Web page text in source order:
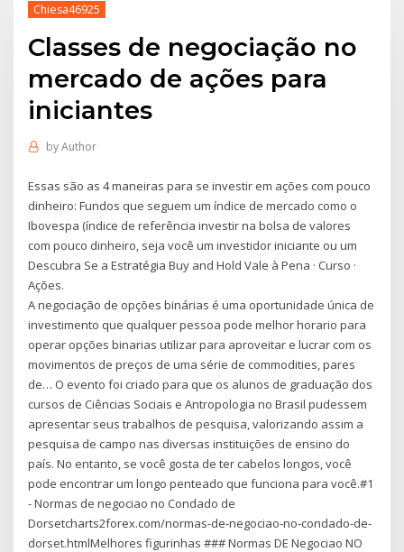
Chiesa46925
Classes de negociação no
mercado de ações para
iniciantes
byAuthor
Essas são as 4 maneiras para se investir em ações com pouco
dinheiro: Fundos que seguem um índice de mercado como o
Ibovespa (índice de referência investir na bolsa de valores
com pouco dinheiro, seja você um investidor iniciante ou um
Descubra Se a Estratégia Buy and Hold Vale à Pena · Curso ·
Ações.
A negociação de opções binárias é uma oportunidade única de
investimento que qualquer pessoa pode melhor horario para
operar opções binarias utilizar para aproveitar e lucrar com os
movimentos de preços de uma série de commodities, pares
de… O evento foi criado para que os alunos de graduação dos
cursos de Ciências Sociais e Antropologia no Brasil pudessem
apresentar seus trabalhos de pesquisa, valorizando assim a
pesquisa de campo nas diversas instituições de ensino do
país. No entanto, se você gosta de ter cabelos longos, você
pode encontrar um longo penteado que funciona para você.#1
- Normas de negociao no Condado de
Dorsetcharts2forex.com/normas-de-negociao-no-condado-de-
dorset.htmlMelhores figurinhas ### Normas DE Negociao NO